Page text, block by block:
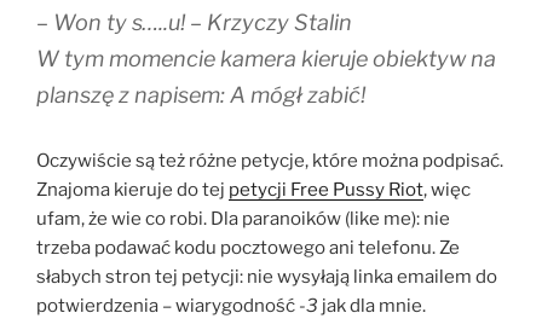
– Won ty s…..u! – Krzyczy Stalin
W tym momencie kamera kieruje obiektyw na
planszę z napisem: A mógł zabić!
Oczywiście są też różne petycje, które można podpisać.
Znajoma kieruje do tej petycji Free Pussy Riot, więc
ufam, że wie co robi. Dla paranoików (like me): nie
trzeba podawać kodu pocztowego ani telefonu. Ze
słabych stron tej petycji: nie wysyłają linka emailem do
potwierdzenia – wiarygodność -3 jak dla mnie.